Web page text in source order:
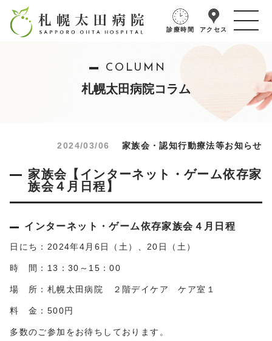
診療時間 アクセス
COLUMN
札幌太田病院コラム
2024/03/06 家族会・認知行動療法等お知らせ
家族会【インターネット・ゲーム依存家
族会４月日程】
インターネット・ゲーム依存家族会４月日程
日にち：2024年4月6日（土）、20日（土）
時 間：13：30～15：00
場 所：札幌太田病院 ２階デイケア ケア室１
料 金：500円
多数のご参加をお待ちしております。